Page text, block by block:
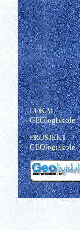
LOKAL
GEOlogiskole
PROSJEKT
GEOlogiskole